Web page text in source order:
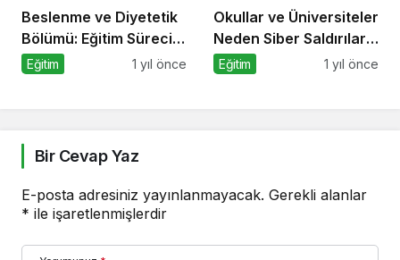
Beslenme ve Diyetetik
Bölümü: Eğitim Süreci,
Kariyer Olanakları ve
Eğitim 1 yıl önce
Okullar ve Üniversiteler
Neden Siber Saldırıların
Hedefinde?
Eğitim 1 yıl önce
Bir Cevap Yaz
E-posta adresiniz yayınlanmayacak. Gerekli alanlar
* ile işaretlenmişlerdir